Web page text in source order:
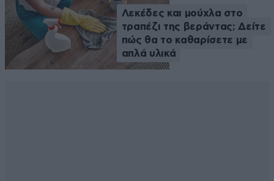
Λεκέδες και μούχλα στο
τραπέζι της βεράντας; Δείτε
πώς θα το καθαρίσετε με
απλά υλικά